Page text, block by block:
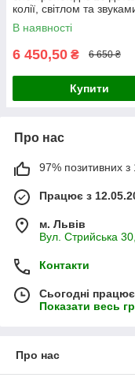
колії, світлом та
В наявності
6 450,50 ₴ 6 650 ₴
Купити
Про нас
97% позитивних з
Працює з
м. Львів
Вул. Стрийська
Контакти
Сьогодні
Показати весь
Про нас